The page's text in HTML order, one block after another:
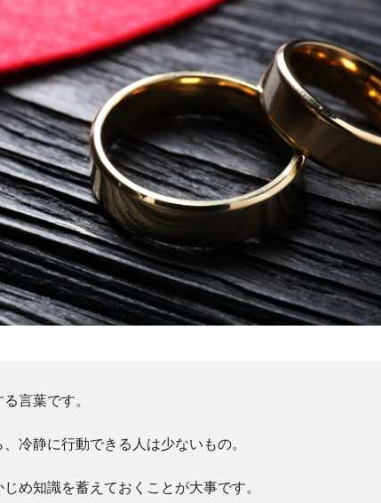
言葉です。
冷静に行動できる人は少ないもの。
め知識を蓄えておくことが大事です。